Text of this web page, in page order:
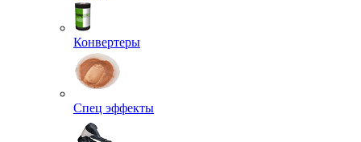
Конвертеры
Спец эффекты